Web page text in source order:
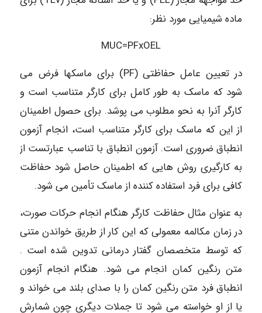
ماده شیمیایی مورد نظر:
MUC=PFxOEL
در تعیین عامل حفاظتی (PF) برای ماسکها فرض می
شود که ماسک به طور کامل برای کارگر متناسب است و
کارگر آنرا به نحو مطلوب می پوشد. برای حصول اطمینان
از این که ماسک برای کارگر متناسب است، انجام آزمون
انطباق ضروری است. آزمون انطباق با تناسب عبارتست از
به کارگیری روش هایی که اطمینان حاصل شود حفاظت
کافی برای فرد استفاده کننده از ماسک تأمین می شود.
به عنوان مثال حفاظت کارگر هنگام انجام حرکات صورت،
در زمان مکالمه معمولی که این کار از طریق خواندن متنی
که توسط متخصصان گفتار درمانی تدوین شده است .
متن رنگین کمان انجام می شود. هنگام انجام آزمون
انطباق فرد متن رنگین کمان را با صدای بلند می خواند و
یا از او خواسته می شود تا جملات دیگری چون شمارش